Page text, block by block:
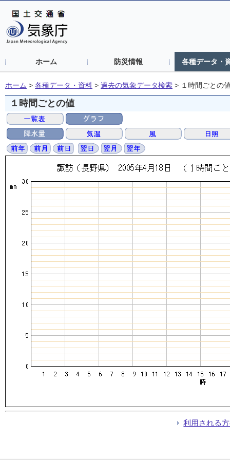
ホーム 防災情報 各種データ・
ホーム > 各種データ・資料 > 過去の気象データ検索 > １時間ごとの
１時間ごとの値
利用される